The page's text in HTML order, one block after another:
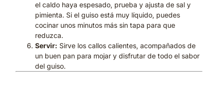
el caldo haya espesado, prueba y ajusta de sal y
pimienta. Si el guiso está muy líquido, puedes
cocinar unos minutos más sin tapa para que
reduzca.
Servir: Sirve los callos calientes, acompañados de
un buen pan para mojar y disfrutar de todo el sabor
del guiso.